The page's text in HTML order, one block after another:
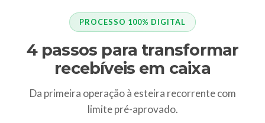
PROCESSO 100% DIGITAL
4 passos para transformar
recebíveis em caixa
Da primeira operação à esteira recorrente com
limite pré-aprovado.